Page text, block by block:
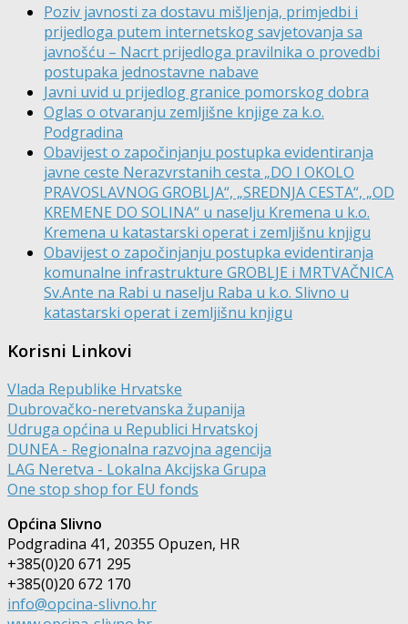
Poziv javnosti za dostavu mišljenja, primjedbi i
prijedloga putem internetskog savjetovanja sa
javnošću – Nacrt prijedloga pravilnika o provedbi
postupaka jednostavne nabave
Javni uvid u prijedlog granice pomorskog dobra
Oglas o otvaranju zemljišne knjige za k.o.
Podgradina
Obavijest o započinjanju postupka evidentiranja
javne ceste Nerazvrstanih cesta „DO I OKOLO
PRAVOSLAVNOG GROBLJA“, „SREDNJA CESTA“, „OD
KREMENE DO SOLINA“ u naselju Kremena u k.o.
Kremena u katastarski operat i zemljišnu knjigu
Obavijest o započinjanju postupka evidentiranja
komunalne infrastrukture GROBLJE i MRTVAČNICA
Sv.Ante na Rabi u naselju Raba u k.o. Slivno u
katastarski operat i zemljišnu knjigu
Korisni Linkovi
Vlada Republike Hrvatske
Dubrovačko-neretvanska županija
Udruga općina u Republici Hrvatskoj
DUNEA - Regionalna razvojna agencija
LAG Neretva - Lokalna Akcijska Grupa
One stop shop for EU fonds
Općina Slivno
Podgradina 41, 20355 Opuzen, HR
+385(0)20 671 295
+385(0)20 672 170
info@opcina-slivno.hr